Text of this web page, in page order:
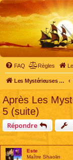
FAQ Règles
Les Mystérieuses Cités d'Or - LesCitesdOr.com
Après Les
5 (suite)
Répondre
Este
Maître Shaolin